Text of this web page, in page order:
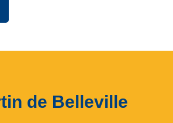
de Belleville